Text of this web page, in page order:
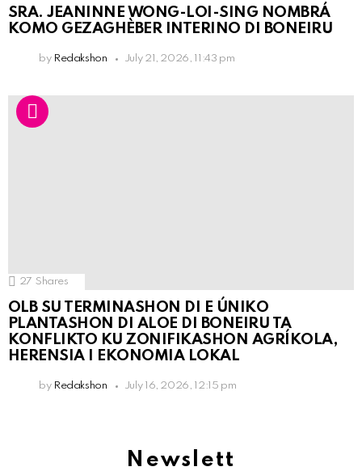
SRA. JEANINNE WONG-LOI-SING NOMBRÁ
KOMO GEZAGHÈBER INTERINO DI BONEIRU
by Redakshon July 21, 2026, 11:43 pm
27 Shares
OLB SU TERMINASHON DI E ÚNIKO
PLANTASHON DI ALOE DI BONEIRU TA
KONFLIKTO KU ZONIFIKASHON AGRÍKOLA,
HERENSIA I EKONOMIA LOKAL
by Redakshon July 16, 2026, 12:15 pm
Newslett